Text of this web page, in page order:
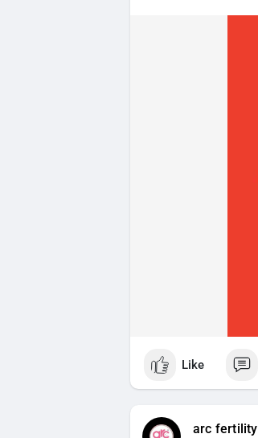
Like
arc fertility